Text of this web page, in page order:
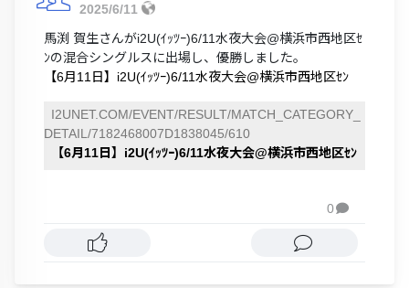
2025/6/11
馬渕 賀生さんがi2U(ｲｯﾂｰ)6/11水夜大会@横浜市西地区ｾ
ﾝの混合シングルスに出場し、優勝しました。
【6月11日】i2U(ｲｯﾂｰ)6/11水夜大会@横浜市西地区ｾﾝ
I2UNET.COM/EVENT/RESULT/MATCH_CATEGORY_
DETAIL/7182468007D1838045/610
【6月11日】i2U(ｲｯﾂｰ)6/11水夜大会@横浜市西地区ｾﾝ
0